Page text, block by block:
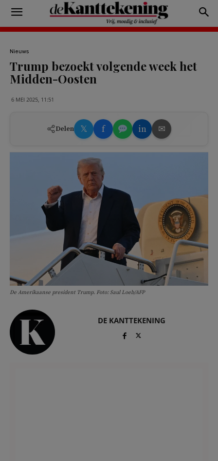
Nieuws
Trump bezoekt volgende week het
Midden-Oosten
6 MEI 2025, 11:51
Delen 𝕏 f in ✉
De Amerikaanse president Trump. Foto: Saul Loeb/AFP
DE KANTTEKENING